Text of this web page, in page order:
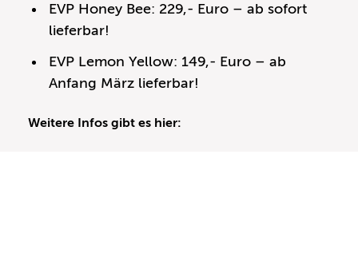
EVP Honey Bee: 229,- Euro – ab sofort
lieferbar!
EVP Lemon Yellow: 149,- Euro – ab
Anfang März lieferbar!
Weitere Infos gibt es hier: